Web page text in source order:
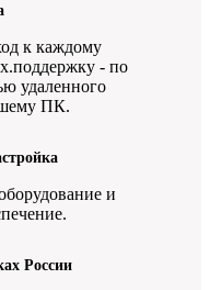
к каждому
- по
удаленного
ПК.
и
России